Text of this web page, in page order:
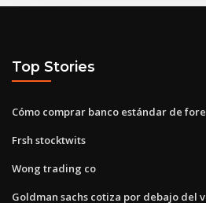
Top Stories
Cómo comprar banco estándar de
Frsh stocktwits
Wong trading co
Goldman sachs cotiza por debajo del